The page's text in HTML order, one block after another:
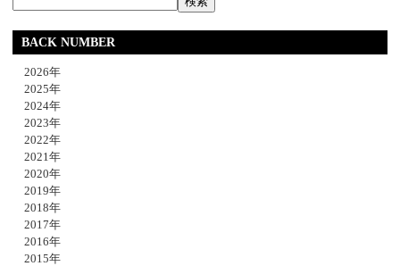
BACK NUMBER
2026年
2025年
2024年
2023年
2022年
2021年
2020年
2019年
2018年
2017年
2016年
2015年